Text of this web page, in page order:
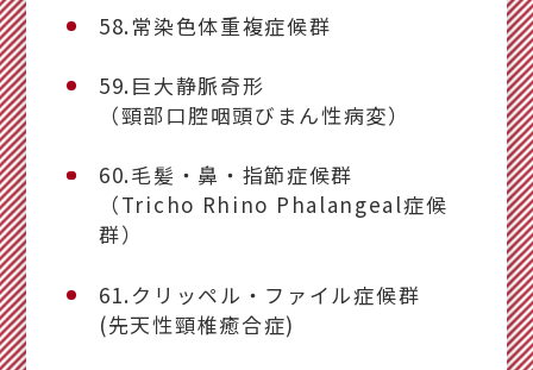
58.常染色体重複症候群
59.巨大静脈奇形
（頸部口腔咽頭びまん性病変）
60.毛髪・鼻・指節症候群
（Tricho Rhino Phalangeal症候
群）
61.クリッペル・ファイル症候群
(先天性頸椎癒合症)